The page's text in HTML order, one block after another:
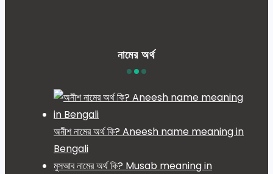
নামের অর্থ
অনীশ নামের অর্থ কি? Aneesh name meaning in
Bengali
মুসআব নামের অর্থ কি? Musab meaning in